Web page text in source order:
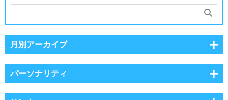
月別アーカイブ
パーソナリティ